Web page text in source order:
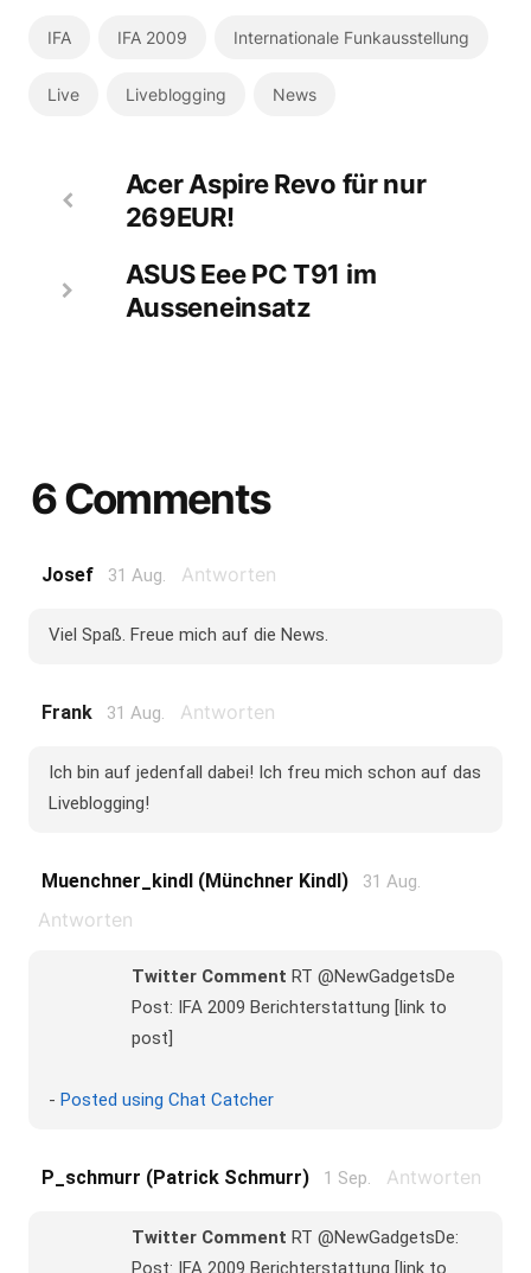
IFA IFA 2009 Internationale Funkausstellung
Live Liveblogging News
Acer Aspire Revo für nur
269EUR!
ASUS Eee PC T91 im
Ausseneinsatz
6 Comments
Josef 31 Aug. Antworten
Viel Spaß. Freue mich auf die News.
Frank 31 Aug. Antworten
Ich bin auf jedenfall dabei! Ich freu mich schon auf das
Liveblogging!
Muenchner_kindl (münchner Kindl) 31 Aug.
Antworten
Twitter Comment RT @NewGadgetsDe
Post: IFA 2009 Berichterstattung [link to
post]
- Posted using Chat Catcher
P_schmurr (Patrick Schmurr) 1 Sep. Antworten
Twitter Comment RT @NewGadgetsDe:
Post: IFA 2009 Berichterstattung [link to